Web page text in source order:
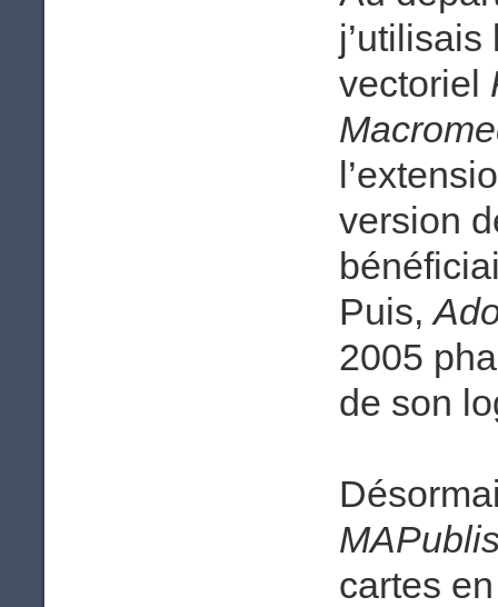
vectoriel
version
Puis,
2005
de son
cartes